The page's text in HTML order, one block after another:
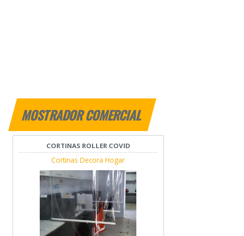
MOSTRADOR COMERCIAL
CORTINAS ROLLER COVID
Cortinas Decora Hogar